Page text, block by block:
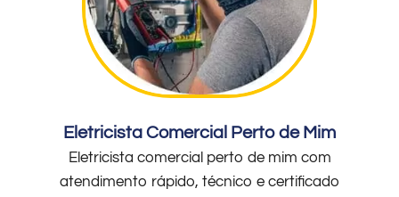
Eletricista Comercial Perto de Mim
Eletricista comercial perto de mim com
atendimento rápido, técnico e certificado